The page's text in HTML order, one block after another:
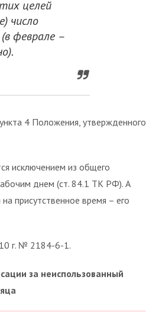
целей
число
феврале –
4 Положения, утвержденного
исключением из общего
днем (ст. 84.1 ТК РФ). А
присутственное время – его
г. № 2184-6-1.
за неиспользованный